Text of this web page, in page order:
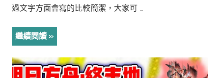
過文字方面會寫的比較簡潔，大家可 …
繼續閱讀